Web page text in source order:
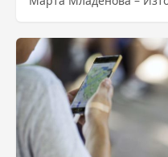
politika-celi-da-
na-publichnite-finansi